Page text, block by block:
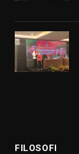
FILOSOFI